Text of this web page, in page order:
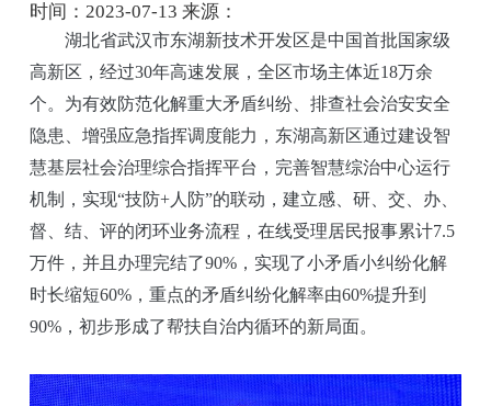
时间：2023-07-13来源：
湖北省武汉市东湖新技术开发区是中国首批国家级
高新区，经过30年高速发展，全区市场主体近18万余
个。为有效防范化解重大矛盾纠纷、排查社会治安安全
隐患、增强应急指挥调度能力，东湖高新区通过建设智
慧基层社会治理综合指挥平台，完善智慧综治中心运行
机制，实现“技防+人防”的联动，建立感、研、交、办、
督、结、评的闭环业务流程，在线受理居民报事累计7.5
万件，并且办理完结了90%，实现了小矛盾小纠纷化解
时长缩短60%，重点的矛盾纠纷化解率由60%提升到
90%，初步形成了帮扶自治内循环的新局面。